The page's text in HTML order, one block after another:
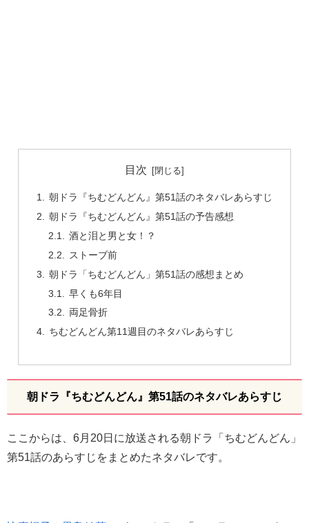
目次
朝ドラ『ちむどんどん』第51話のネタバレあらすじ
朝ドラ『ちむどんどん』第51話の予告感想
酒と泪と男と女！？
ストーブ前
朝ドラ「ちむどんどん」第51話の感想まとめ
早くも6年目
両足骨折
ちむどんどん第11週目のネタバレあらすじ
朝ドラ『ちむどんどん』第51話のネタバレあらすじ
ここからは、6月20日に放送される朝ドラ「ちむどんどん」
第51話のあらすじをまとめたネタバレです。